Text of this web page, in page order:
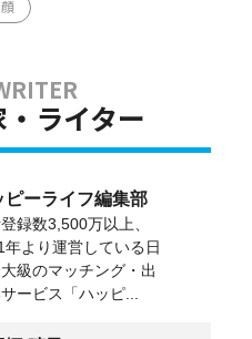
顔
・ライター
ピーライフ編集部
録数3,500万以上、
年より運営している日
級のマッチング・出
ービス「ハッピ...